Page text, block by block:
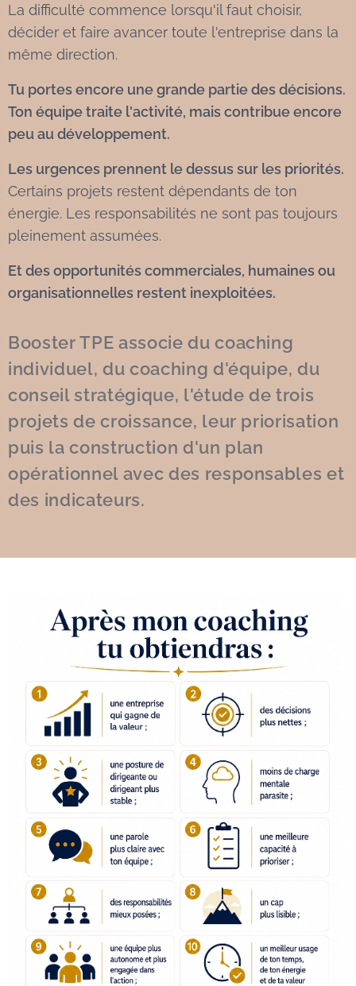
La difficulté commence lorsqu'il faut choisir,
décider et faire avancer toute l'entreprise dans la
même direction.
Tu portes encore une grande partie des décisions.
Ton équipe traite l'activité, mais contribue encore
peu au développement.
Les urgences prennent le dessus sur les priorités.
Certains projets restent dépendants de ton
énergie. Les responsabilités ne sont pas toujours
pleinement assumées.
Et des opportunités commerciales, humaines ou
organisationnelles restent inexploitées.
Booster TPE associe du coaching
individuel, du coaching d'équipe, du
conseil stratégique, l'étude de trois
projets de croissance, leur priorisation
puis la construction d'un plan
opérationnel avec des responsables et
des indicateurs.